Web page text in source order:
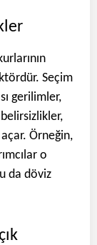
Seçim
gerilimler,
Örneğin,
o
da döviz